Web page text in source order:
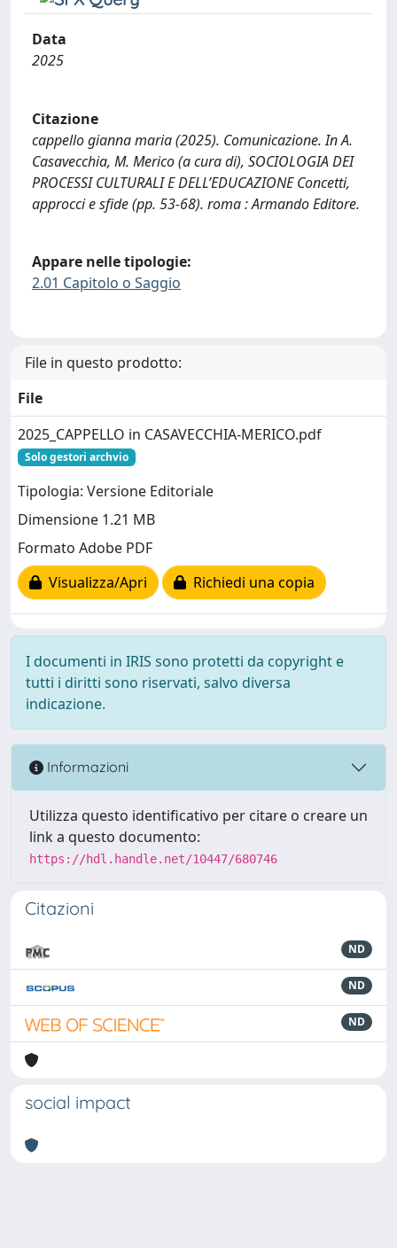
Data
2025
Citazione
cappello gianna maria (2025). Comunicazione. In A.
Casavecchia, M. Merico (a cura di), SOCIOLOGIA DEI
PROCESSI CULTURALI E DELL’EDUCAZIONE Concetti,
approcci e sfide (pp. 53-68). roma : Armando Editore.
Appare nelle tipologie:
2.01 Capitolo o Saggio
File in questo prodotto:
File
2025_CAPPELLO in CASAVECCHIA-MERICO.pdf
Solo gestori archvio
Tipologia: Versione Editoriale
Dimensione 1.21 MB
Formato Adobe PDF
Visualizza/Apri
Richiedi una copia
I documenti in IRIS sono protetti da copyright e
tutti i diritti sono riservati, salvo diversa
indicazione.
Informazioni
Utilizza questo identificativo per citare o creare un
link a questo documento:
https://hdl.handle.net/10447/680746
Citazioni
ND
ND
ND
social impact